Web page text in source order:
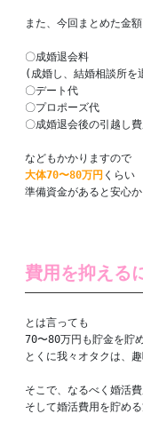
また、今回まとめた金
〇成婚退会料
(成婚し、結婚相談所を
〇デート代
〇プロポーズ代
〇成婚退会後の引越し
大体70〜80万円 くらい
準備資金があると安心か
費用を抑える
とは言っても
70〜80万円も貯金を貯
とくに我々オタクは、
そこで、なるべく婚活
そして婚活費用を貯め